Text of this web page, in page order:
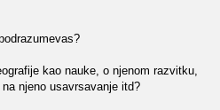
kao nauke, o njenom razvitku,
njeno usavrsavanje itd?